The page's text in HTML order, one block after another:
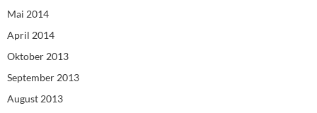
Mai 2014
April 2014
Oktober 2013
September 2013
August 2013